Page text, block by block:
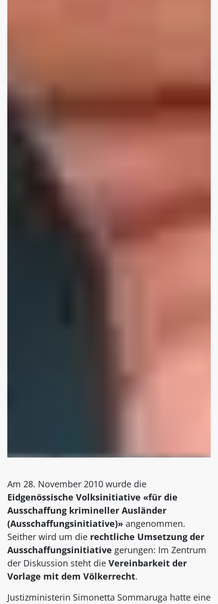
Am 28. November 2010 wurde die
Eidgenössische Volksinitiative «für die
Ausschaffung krimineller Ausländer
(Ausschaffungsinitiative)» angenommen.
Seither wird um die rechtliche Umsetzung der
Ausschaffungsinitiative gerungen: Im Zentrum
der Diskussion steht die Vereinbarkeit der
Vorlage mit dem Völkerrecht.
Justizministerin Simonetta Sommaruga hatte eine